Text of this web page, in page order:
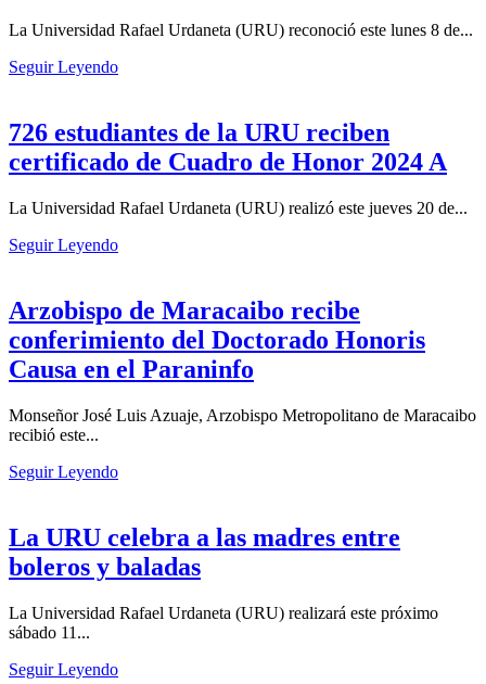
La Universidad Rafael Urdaneta (URU) reconoció este lunes 8 de...
Seguir Leyendo
726 estudiantes de la URU reciben
certificado de Cuadro de Honor 2024 A
La Universidad Rafael Urdaneta (URU) realizó este jueves 20 de...
Seguir Leyendo
Arzobispo de Maracaibo recibe
conferimiento del Doctorado Honoris
Causa en el Paraninfo
Monseñor José Luis Azuaje, Arzobispo Metropolitano de Maracaibo
recibió este...
Seguir Leyendo
La URU celebra a las madres entre
boleros y baladas
La Universidad Rafael Urdaneta (URU) realizará este próximo
sábado 11...
Seguir Leyendo